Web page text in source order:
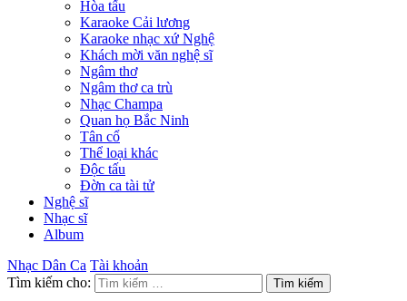
Hòa tấu
Karaoke Cải lương
Karaoke nhạc xứ Nghệ
Khách mời văn nghệ sĩ
Ngâm thơ
Ngâm thơ ca trù
Nhạc Champa
Quan họ Bắc Ninh
Tân cổ
Thể loại khác
Độc tấu
Đờn ca tài tử
Nghệ sĩ
Nhạc sĩ
Album
Nhạc Dân Ca Tài khoản
Tìm kiếm cho: